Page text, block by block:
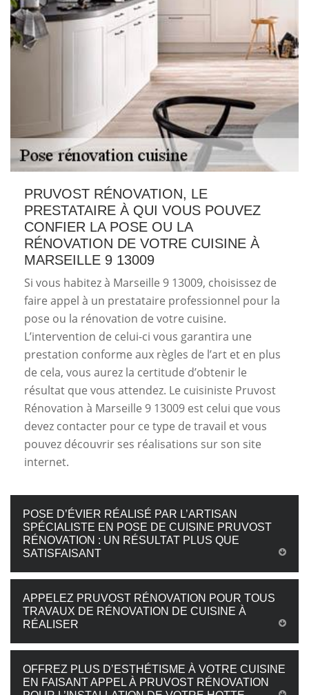
PRUVOST RÉNOVATION, LE
PRESTATAIRE À QUI VOUS POUVEZ
CONFIER LA POSE OU LA
RÉNOVATION DE VOTRE CUISINE À
MARSEILLE 9 13009
Si vous habitez à Marseille 9 13009, choisissez de
faire appel à un prestataire professionnel pour la
pose ou la rénovation de votre cuisine.
L’intervention de celui-ci vous garantira une
prestation conforme aux règles de l’art et en plus
de cela, vous aurez la certitude d’obtenir le
résultat que vous attendez. Le cuisiniste Pruvost
Rénovation à Marseille 9 13009 est celui que vous
devez contacter pour ce type de travail et vous
pouvez découvrir ses réalisations sur son site
internet.
POSE D’ÉVIER RÉALISÉ PAR L’ARTISAN
SPÉCIALISTE EN POSE DE CUISINE PRUVOST
RÉNOVATION : UN RÉSULTAT PLUS QUE
SATISFAISANT
APPELEZ PRUVOST RÉNOVATION POUR TOUS
TRAVAUX DE RÉNOVATION DE CUISINE À
RÉALISER
OFFREZ PLUS D’ESTHÉTISME À VOTRE CUISINE
EN FAISANT APPEL À PRUVOST RÉNOVATION